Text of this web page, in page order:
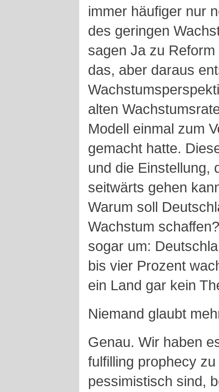
immer häufiger nur
des geringen
sagen Ja zu
das, aber daraus
alten
Modell einmal zum
gemacht hatte.
und die Einstellung,
seitwärts gehen
Warum soll
Wachstum
sogar um:
bis vier Prozent
ein Land gar kein
Niemand glaubt
Genau. Wir haben
fulfilling prophecy
pessimistisch sind,